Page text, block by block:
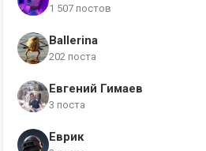
1 507 постов
Ballerina
202 поста
Евгений Гимаев
3 поста
Еврик